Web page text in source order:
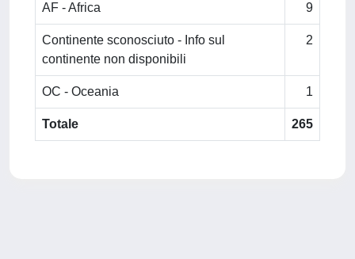
AF - Africa 9
Continente sconosciuto - Info sul
continente non disponibili
2
OC - Oceania 1
Totale 265